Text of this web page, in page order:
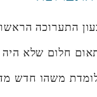
התערוכה
חלום שלא היה
לומדת משהו חדש